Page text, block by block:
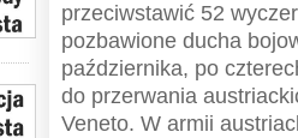
przeciwstawić 52
pozbawione ducha
października, po
do przerwania
Veneto. W armii